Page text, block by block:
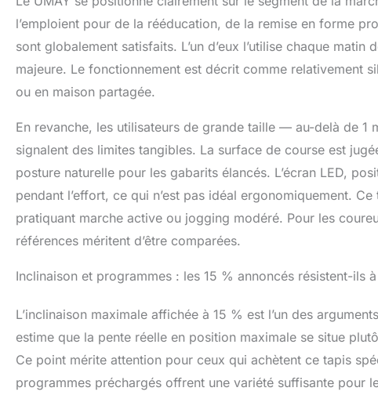
performance et
externes en
chocs, réduit la
flexibilité, stabilité
l’emploient pour de la rééducation, de la remise en forme
sont globalement satisfaits. L’un d’eux l’utilise chaque
majeure. Le fonctionnement est décrit comme relativement
ou en maison partagée.
En revanche, les utilisateurs de grande taille — au-delà de
signalent des limites tangibles. La surface de course est
posture naturelle pour les gabarits élancés. L’écran LED,
pendant l’effort, ce qui n’est pas idéal ergonomiquement.
pratiquant marche active ou jogging modéré. Pour les
références méritent d’être comparées.
Inclinaison et programmes : les 15 % annoncés résistent-ils à
L’inclinaison maximale affichée à 15 % est l’un des
estime que la pente réelle en position maximale se situe
Ce point mérite attention pour ceux qui achètent ce tapis
programmes préchargés offrent une variété suffisante pour